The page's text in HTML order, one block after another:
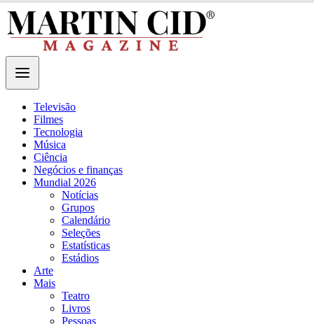
Televisão
Filmes
Tecnologia
Música
Ciência
Negócios e finanças
Mundial 2026
Notícias
Grupos
Calendário
Seleções
Estatísticas
Estádios
Arte
Mais
Teatro
Livros
Pessoas